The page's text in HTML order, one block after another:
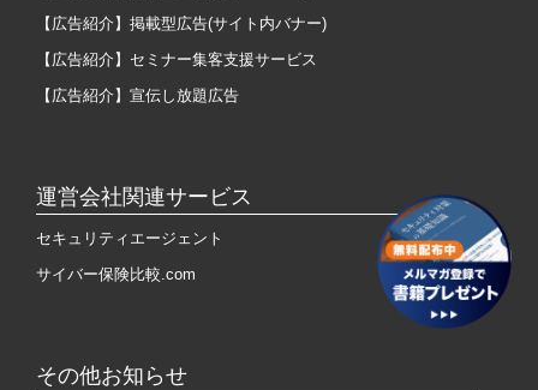
【広告紹介】掲載型広告(サイト内バナー)
【広告紹介】セミナー集客支援サービス
【広告紹介】宣伝し放題広告
運営会社関連サービス
セキュリティエージェント
サイバー保険比較.com
その他お知らせ